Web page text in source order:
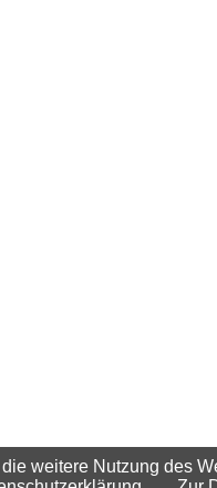
weitere Nutzung des